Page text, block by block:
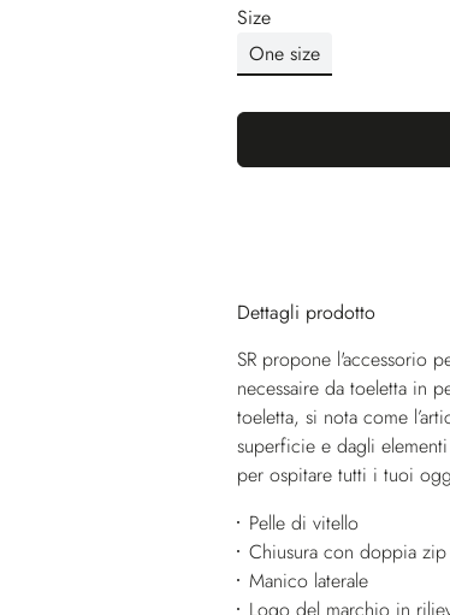
Size
One size
Dettagli prodotto
SR propone l'accessorio
necessaire da toeletta in
toeletta, si nota come
superficie e dagli
per ospitare tutti i tuoi
Pelle di vitello
Chiusura con doppia
Manico laterale